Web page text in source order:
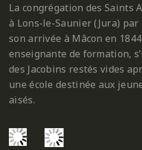
La congrégation des Saints
à Lons-le-Saunier (Jura) par
son arrivée à Mâcon en
enseignante de formation,
des Jacobins restés vides
une école destinée aux
aisés.